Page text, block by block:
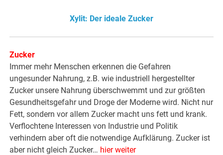
Xylit: Der ideale Zucker
Zucker
Immer mehr Menschen erkennen die Gefahren
ungesunder Nahrung, z.B. wie industriell hergestellter
Zucker unsere Nahrung überschwemmt und zur größten
Gesundheitsgefahr und Droge der Moderne wird. Nicht nur
Fett, sondern vor allem Zucker macht uns fett und krank.
Verflochtene Interessen von Industrie und Politik
verhindern aber oft die notwendige Aufklärung. Zucker ist
aber nicht gleich Zucker… hier weiter